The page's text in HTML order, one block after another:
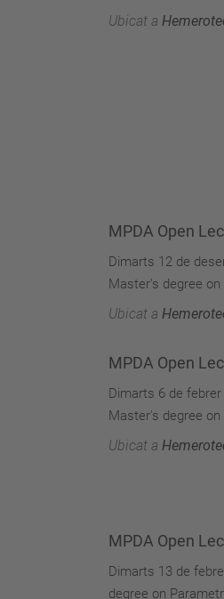
Ubicat a
MPDA Open
Dimarts 12 de
Master's degree on
Ubicat a
MPDA Open
Dimarts 6 de
Master's degree on
Ubicat a
MPDA Open
Dimarts 13 de
degree on